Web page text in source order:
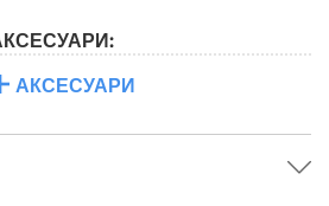
АКСЕСУАРИ